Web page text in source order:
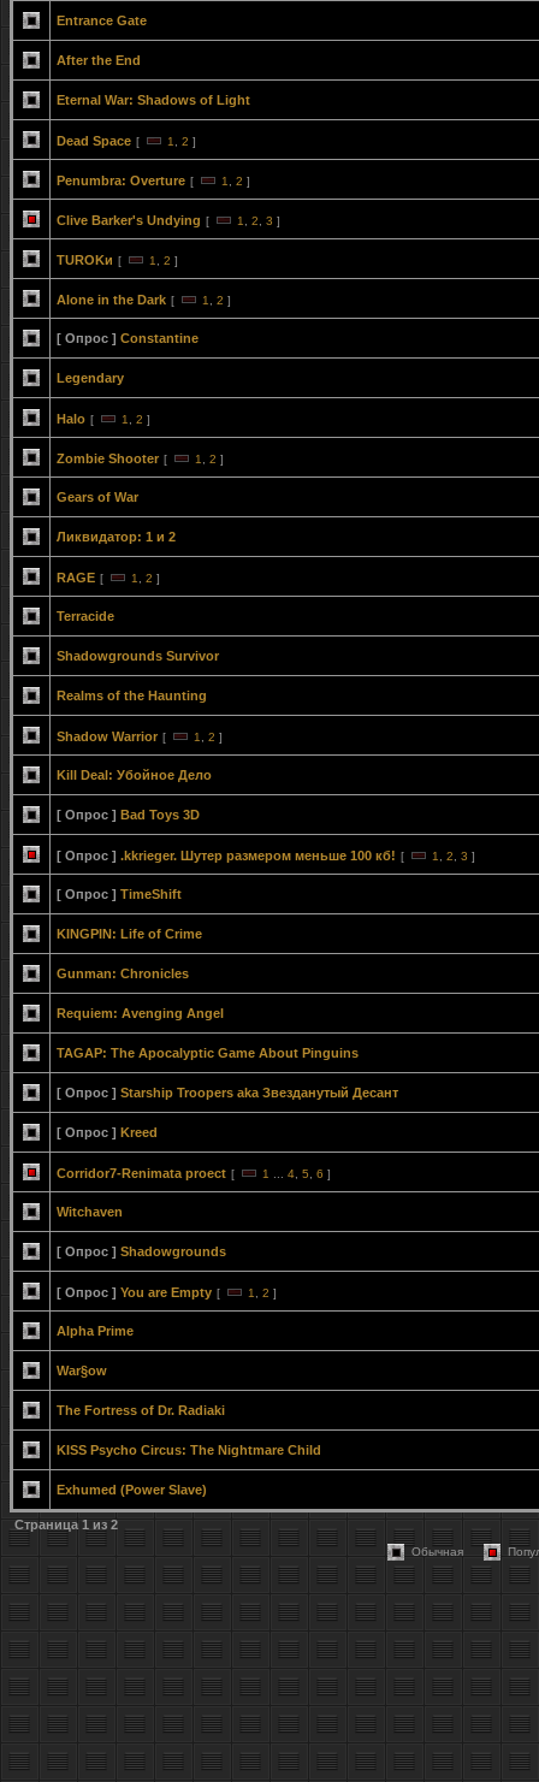
Entrance Gate
After the End
Eternal War: Shadows of Light
Dead Space [ 1 2 ]
Penumbra: Overture [ 1 2 ]
Clive Barker's Undying [ 1 2 3 ]
TUROKи [ 1 2 ]
Alone in the Dark [ 1 2 ]
[ Опрос ] Constantine
Legendary
Halo [ 1 2 ]
Zombie Shooter [ 1 2 ]
Gears of War
Ликвидатор: 1 и 2
RAGE [ 1 2 ]
Terracide
Shadowgrounds Survivor
Realms of the Haunting
Shadow Warrior [ 1 2 ]
Kill Deal: Убойное Дело
[ Опрос ] Bad Toys 3D
[ Опрос ] .kkrieger. Шутер размером меньше 100 кб! [ 1 2 3 ]
[ Опрос ] ТimeShift
KINGPIN: Life of Crime
Gunman: Chronicles
Requiem: Avenging Angel
TAGAP: The Apocalyptic Game About Pinguins
[ Опрос ] Starship Troopers aka Звезданутый Десант
[ Опрос ] Kreed
Corridor7-Renimata proect [ 1 4 5 6 ]
Witchaven
[ Опрос ] Shadowgrounds
[ Опрос ] You are Empty [ 1 2 ]
Alpha Prime
War§ow
The Fortress of Dr. Radiaki
KISS Psycho Circus: The Nightmare Child
Exhumed (Power Slave)
Страница 1 из 2
Обычная